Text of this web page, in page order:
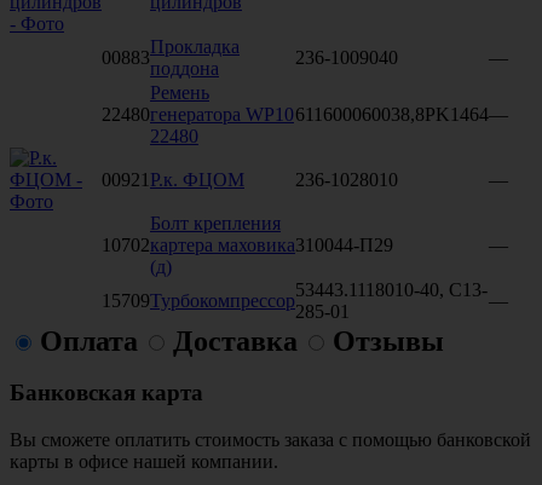
00883
Прокладка
поддона
236-1009040 —
22480
Ремень
генератора WP10
22480
611600060038,8PK1464—
00921 Р.к. ФЦОМ 236-1028010 —
10702
Болт крепления
картера маховика
(д)
310044-П29 —
15709Турбокомпрессор
53443.1118010-40, С13-
285-01
—
Оплата Доставка Отзывы
Банковская карта
Вы сможете оплатить стоимость заказа с помощью банковской
карты в офисе нашей компании.